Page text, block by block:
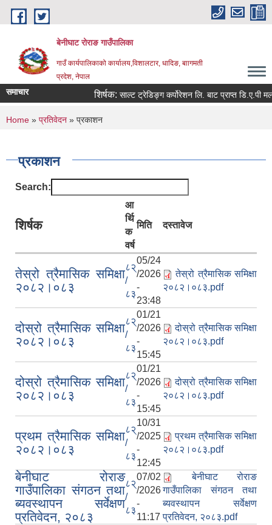
Skip to main content
बेनीघाट रोराङ गाउँपालिका
गाउँ कार्यपालिकाको कार्यालय,विशालटार, धादिङ, बाागमती
प्रदेश, नेपाल
समाचार शिर्षक:साल्ट ट्रेडिङ्ग कर्पोरेशन लि. बाट प्राप्त डि.ए.पी मलको
You are here
Home » प्रतिवेदन » प्रकाशन
प्रकाशन
Search:
शिर्षक
आ
र्थि
क
वर्ष
मिति दस्तावेज
तेस्रो त्रैमासिक समिक्षा
२०८२।०८३
८२्
/
८३
05/24
/2026
-
23:48
तेस्रो त्रैमासिक समिक्षा
२०८२।०८३.pdf
दोस्रो त्रैमासिक समिक्षा
२०८२।०८३
८२्
/
८३
01/21
/2026
-
15:45
दोस्रो त्रैमासिक समिक्षा
२०८२।०८३.pdf
दोस्रो त्रैमासिक समिक्षा
२०८२।०८३
८२्
/
८३
01/21
/2026
-
15:45
दोस्रो त्रैमासिक समिक्षा
२०८२।०८३.pdf
प्रथम त्रैमासिक समिक्षा
२०८२।०८३
८२्
/
८३
10/31
/2025
-
12:45
प्रथम त्रैमासिक समिक्षा
२०८२।०८३.pdf
बेनीघाट रोराङ
गाउँपालिका संगठन तथा
ब्यवस्थापन सर्वेक्षण
प्रतिवेदन, २०८३
८२्
/
८३
07/02
/2026
-
11:17
बेनीघाट रोराङ
गाउँपालिका संगठन तथा
ब्यवस्थापन सर्वेक्षण
प्रतिवेदन, २०८३.pdf